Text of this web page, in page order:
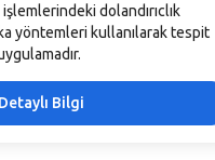
dolandırıclık
yöntemleri kullanılarak tespit
Detaylı Bilgi